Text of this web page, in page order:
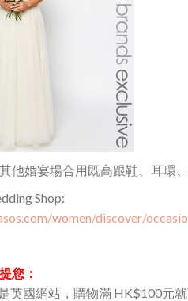
他婚宴場合用既高跟鞋、耳環
Shop:
women/discover/
您：
英國網站，購物滿 HK$100元